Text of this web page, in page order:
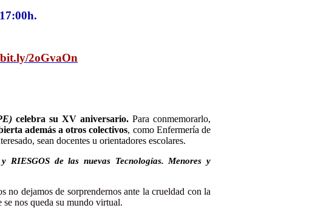
2oGvaOn
celebra su XV aniversario.Para conmemorarlo,
además a otros colectivos, como Enfermería de
sean docentes u orientadores escolares.
RIESGOS de las nuevas Tecnologías. Menores y
no dejamos de sorprendernos ante la crueldad con la
nos queda su mundo virtual.